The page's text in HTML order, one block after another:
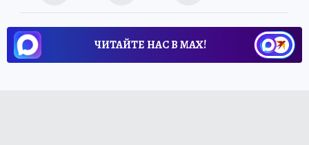
ЧИТАЙТЕ НАС В МАХ!